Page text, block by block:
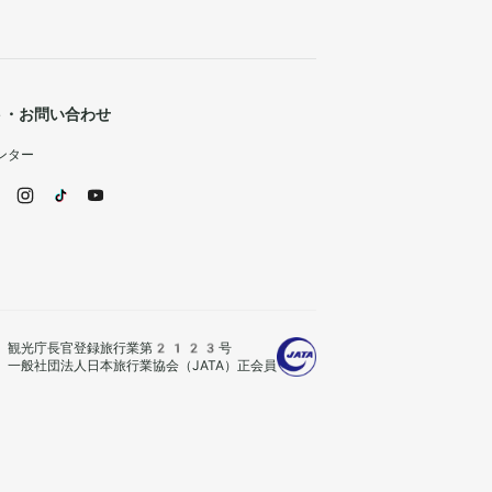
お問い合わせ
ター
観光庁長官登録旅行業第2123号
一般社団法人日本旅行業協会（JATA）正会員